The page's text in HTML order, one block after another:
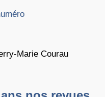
Marie Courau